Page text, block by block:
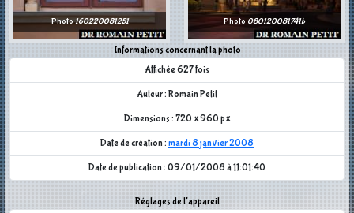
Photo160220081251
Informations concernant la photo
Affichée 627 fois
Auteur : Romain Petit
Dimensions : 720 x 960 px
Date de création : mardi 8 janvier 2008
Date de publication : 09/01/2008 à 11:01:40
Réglages de l'appareil
Photo 080120081741b